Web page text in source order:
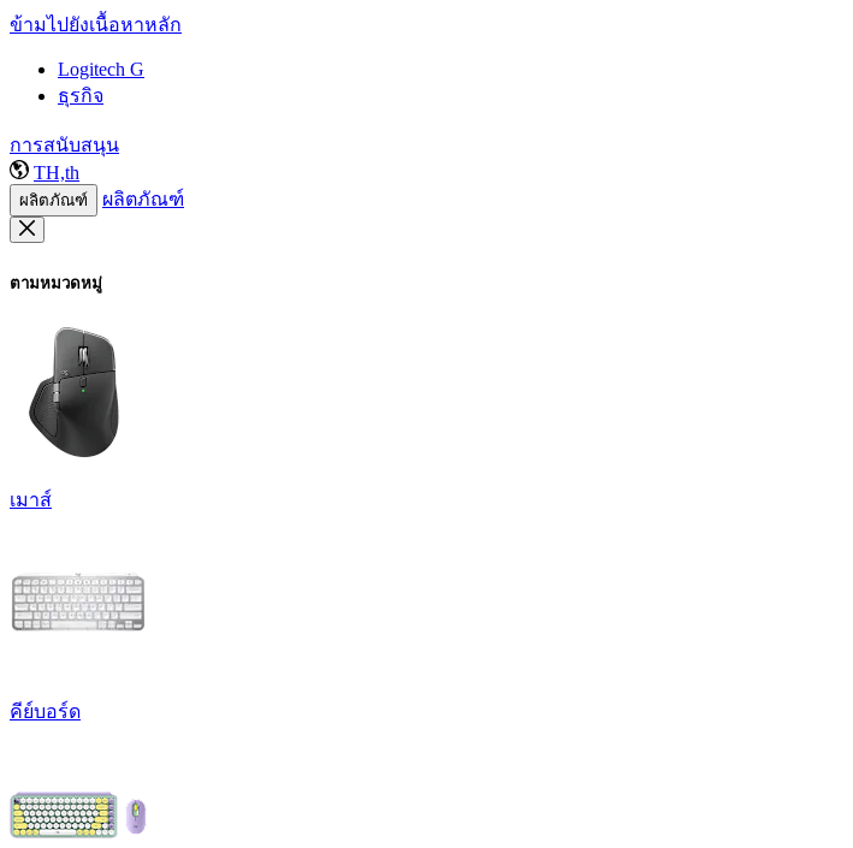
ข้ามไปยังเนื้อหาหลัก
Logitech G
ธุรกิจ
การสนับสนุน
TH,th
ผลิตภัณฑ์ ผลิตภัณฑ์
ตามหมวดหมู่
เมาส์
คีย์บอร์ด